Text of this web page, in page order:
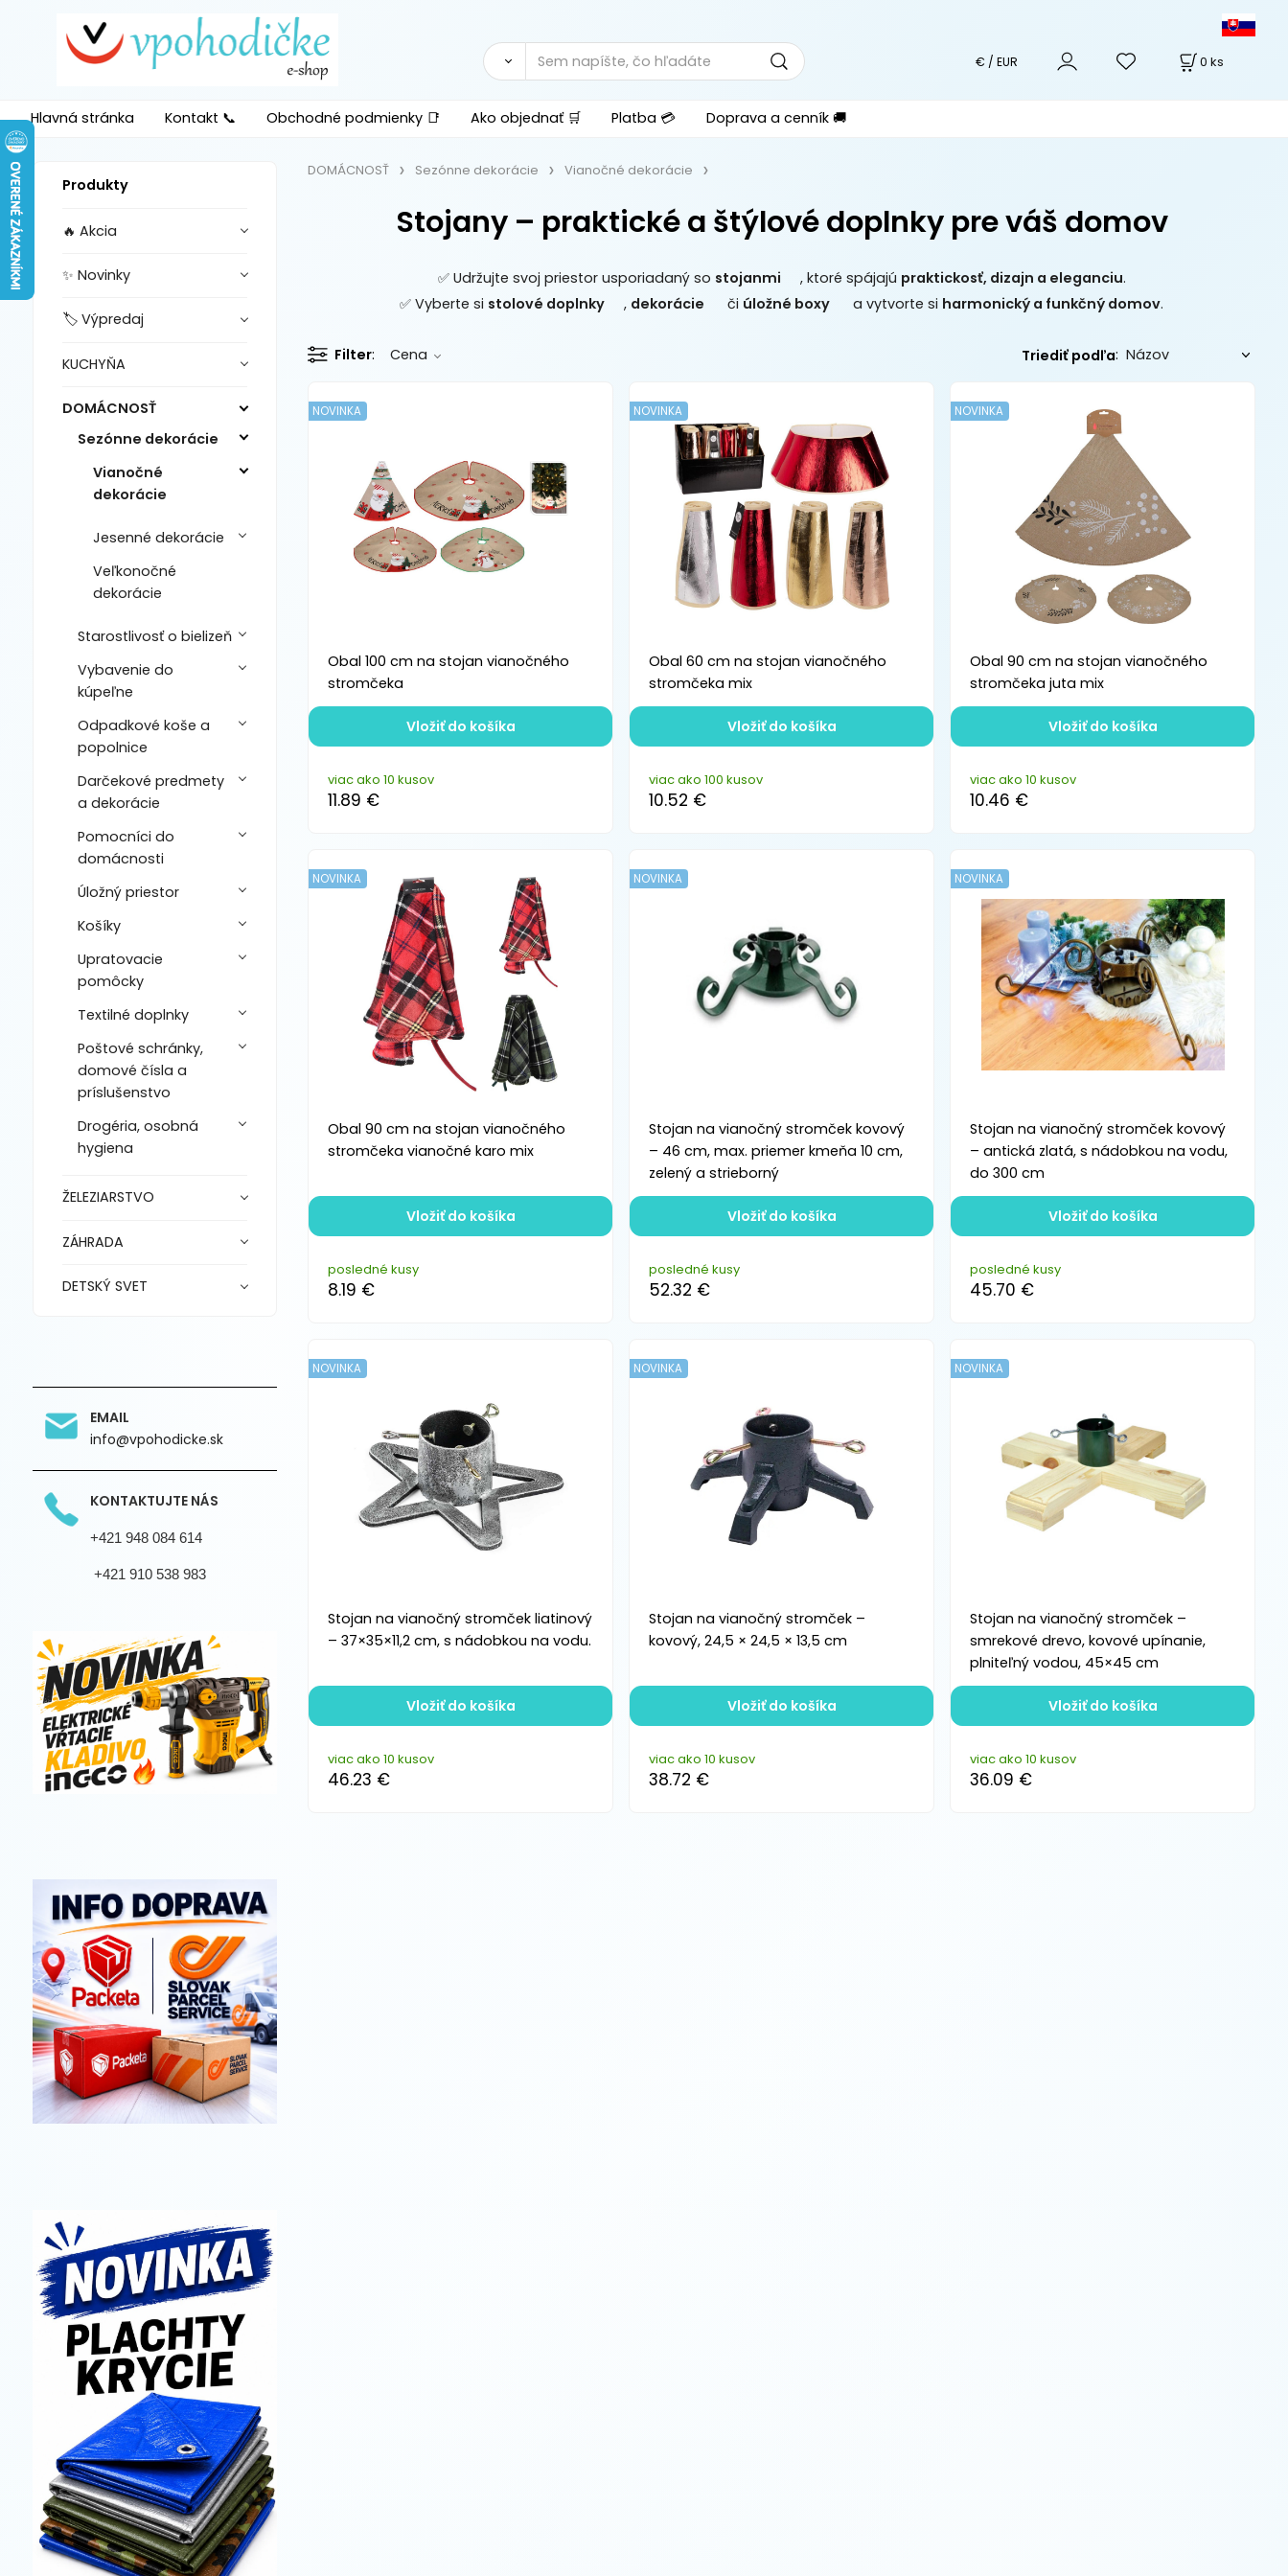
0 ks
€ / EUR
Hlavná stránka Kontakt 📞 Obchodné podmienky 📑 Ako objednať 🛒 Platba 💳 Doprava a cenník 🚚
Produkty
🔥 Akcia
✨ Novinky
🏷️ Výpredaj
KUCHYŇA
DOMÁCNOSŤ
Sezónne dekorácie
Vianočné
dekorácie
Jesenné dekorácie
Veľkonočné
dekorácie
Starostlivosť o bielizeň
Vybavenie do
kúpeľne
Odpadkové koše a
popolnice
Darčekové predmety
a dekorácie
Pomocníci do
domácnosti
Úložný priestor
Košíky
Upratovacie
pomôcky
Textilné doplnky
Poštové schránky,
domové čísla a
príslušenstvo
Drogéria, osobná
hygiena
ŽELEZIARSTVO
ZÁHRADA
DETSKÝ SVET
EMAIL
info@vpohodicke.sk
KONTAKTUJTE NÁS
+421 948 084 614
+421 910 538 983
DOMÁCNOSŤ Sezónne dekorácie Vianočné dekorácie
Stojany – praktické a štýlové doplnky pre váš domov
✅ Udržujte svoj priestor usporiadaný so stojanmi , ktoré spájajú praktickosť, dizajn a eleganciu.
✅ Vyberte si stolové doplnky , dekorácie či úložné boxy a vytvorte si harmonický a funkčný domov.
Filter Cena Triediť podľa:
Obal 100 cm na stojan vianočného
stromčeka
NOVINKA
viac ako 10 kusov
11.89 €
Vložiť do košíka
Obal 60 cm na stojan vianočného
stromčeka mix
NOVINKA
viac ako 100 kusov
10.52 €
Vložiť do košíka
Obal 90 cm na stojan vianočného
stromčeka juta mix
NOVINKA
viac ako 10 kusov
10.46 €
Vložiť do košíka
Obal 90 cm na stojan vianočného
stromčeka vianočné karo mix
NOVINKA
posledné kusy
8.19 €
Vložiť do košíka
Stojan na vianočný stromček kovový
– 46 cm, max. priemer kmeňa 10 cm,
zelený a strieborný
NOVINKA
posledné kusy
52.32 €
Vložiť do košíka
Stojan na vianočný stromček kovový
– antická zlatá, s nádobkou na vodu,
do 300 cm
NOVINKA
posledné kusy
45.70 €
Vložiť do košíka
Stojan na vianočný stromček liatinový
– 37×35×11,2 cm, s nádobkou na vodu.
NOVINKA
viac ako 10 kusov
46.23 €
Vložiť do košíka
Stojan na vianočný stromček –
kovový, 24,5 × 24,5 × 13,5 cm
NOVINKA
viac ako 10 kusov
38.72 €
Vložiť do košíka
Stojan na vianočný stromček –
smrekové drevo, kovové upínanie,
plniteľný vodou, 45×45 cm
NOVINKA
viac ako 10 kusov
36.09 €
Vložiť do košíka